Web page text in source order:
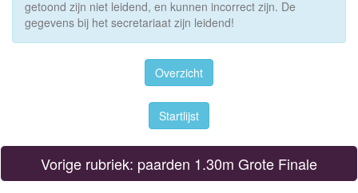
getoond zijn niet leidend, en kunnen incorrect zijn. De
gegevens bij het secretariaat zijn leidend!
Overzicht
Startlijst
Vorige rubriek: paarden 1.30m Grote Finale